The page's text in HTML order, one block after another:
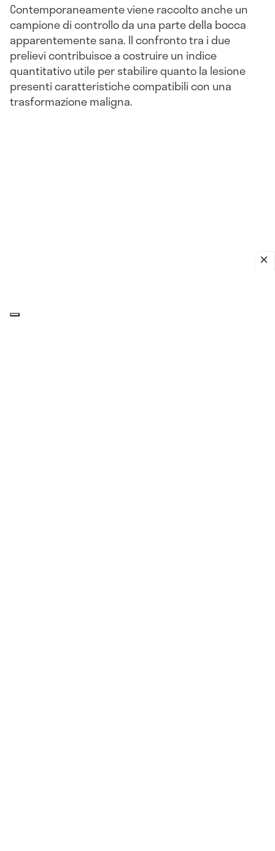
Contemporaneamente viene raccolto anche un
campione di controllo da una parte della bocca
apparentemente sana. Il confronto tra i due
prelievi contribuisce a costruire un indice
quantitativo utile per stabilire quanto la lesione
presenti caratteristiche compatibili con una
trasformazione maligna.